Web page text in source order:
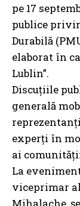
pe 17
publice
Durabilă
elaborat în
Lublin”.
Discuțiile
generală
experți în
ai
La
viceprimar
Mihalache,